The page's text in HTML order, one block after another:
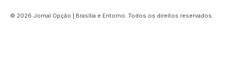
© 2026 Jornal Opção | Brasília e Entorno. Todos os direitos reservados.